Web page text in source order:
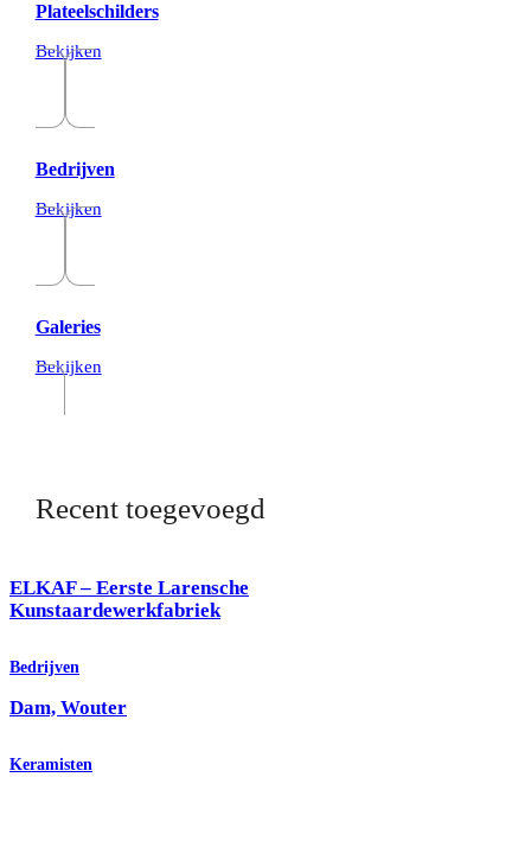
Plateelschilders
Bekijken
Bedrijven
Bekijken
Galeries
Bekijken
Recent toegevoegd
ELKAF – Eerste Larensche
Kunstaardewerkfabriek
Bedrijven
Dam, Wouter
Keramisten